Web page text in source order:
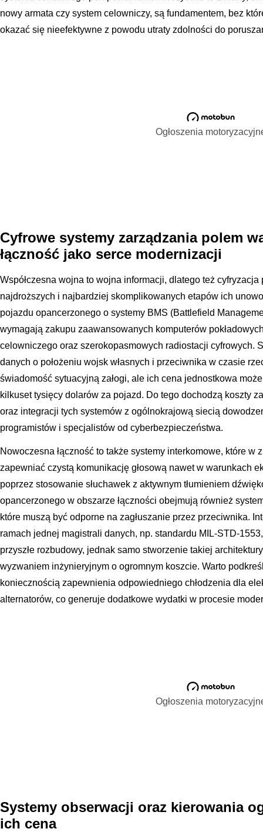
nowy armata czy system celowniczy, są fundamentem, bez
okazać się nieefektywne z powodu utraty zdolności do
Ogłoszenia
Cyfrowe systemy zarządzania polem
łączność jako serce modernizacji
Współczesna wojna to wojna informacji, dlatego też
najdroższych i najbardziej skomplikowanych etapów ich
pojazdu opancerzonego o systemy BMS (Battlefield
wymagają zakupu zaawansowanych komputerów
celowniczego oraz szerokopasmowych radiostacji cyfrowych.
danych o położeniu wojsk własnych i przeciwnika w czasie
świadomość sytuacyjną załogi, ale ich cena jednostkowa
kilkuset tysięcy dolarów za pojazd. Do tego dochodzą koszty
oraz integracji tych systemów z ogólnokrajową siecią
programistów i specjalistów od cyberbezpieczeństwa.
Nowoczesna łączność to także systemy interkomowe, które
zapewniać czystą komunikację głosową nawet w warunkach
poprzez stosowanie słuchawek z aktywnym tłumieniem
opancerzonego w obszarze łączności obejmują również
które muszą być odporne na zagłuszanie przez przeciwnika.
ramach jednej magistrali danych, np. standardu MIL-STD-
przyszłe rozbudowy, jednak samo stworzenie takiej
wyzwaniem inżynieryjnym o ogromnym koszcie. Warto
koniecznością zapewnienia odpowiedniego chłodzenia dla
alternatorów, co generuje dodatkowe wydatki w procesie
Ogłoszenia
Systemy obserwacji oraz kierowania
ich cena